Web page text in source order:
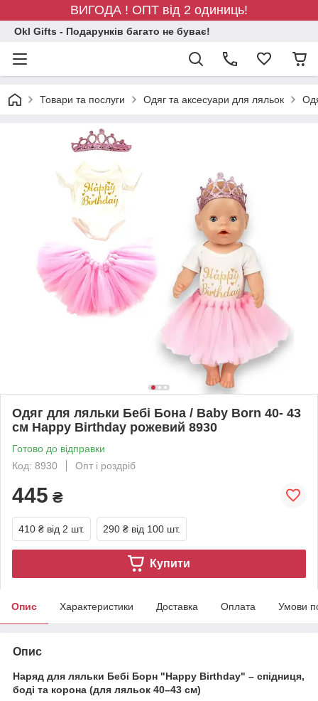
ВИГОДА ! ОПТ від 2 одиниць!
Okl Gifts - Подарунків багато не буває!
Товари та послуги Одяг та аксесуари для ляльок
Одяг для ляльки Бебі Бона / Baby Born 40- 43
см Happy Birthday рожевий 8930
Готово до відправки
Код: 8930
Опт і роздріб
445 ₴
410 ₴ від 2 шт. 290 ₴ від 100 шт.
Купити
Опис Характеристики Доставка Оплата Умови
Опис
Наряд для ляльки Бебі Борн "Happy Birthday" – спідниця,
боді та корона (для ляльок 40–43 см)